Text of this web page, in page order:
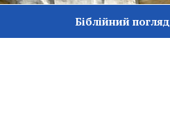
Біблійний погляд